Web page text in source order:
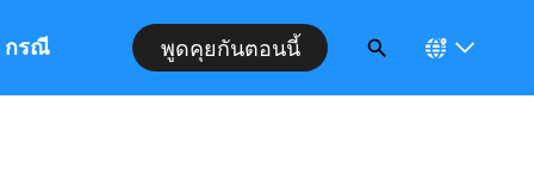
กรณี พูดคุยกันตอนนี้